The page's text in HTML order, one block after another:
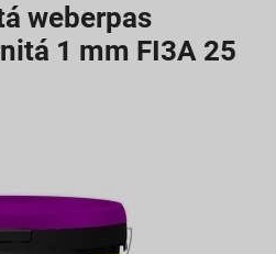
weberpas
1 mm FI3A 25